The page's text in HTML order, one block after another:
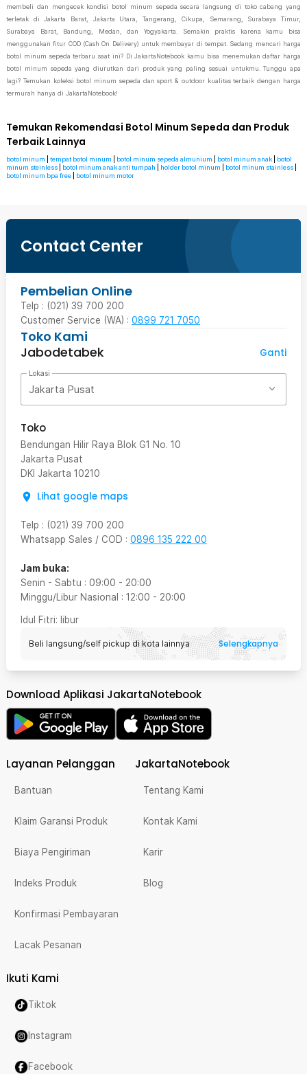
membeli dan mengecek kondisi botol minum sepeda secara langsung di toko cabang yang
terletak di Jakarta Barat, Jakarta Utara, Tangerang, Cikupa, Semarang, Surabaya Timur,
Surabaya Barat, Bandung, Medan, dan Yogyakarta. Semakin praktis karena kamu bisa
menggunakan fitur COD (Cash On Delivery) untuk membayar di tempat. Sedang mencari harga
botol minum sepeda terbaru saat ini? Di JakartaNotebook kamu bisa menemukan daftar harga
botol minum sepeda yang diurutkan dari produk yang paling sesuai untukmu. Tunggu apa
lagi? Temukan koleksi botol minum sepeda dan sport & outdoor kualitas terbaik dengan harga
termurah hanya di JakartaNotebook!
Temukan Rekomendasi Botol Minum Sepeda dan Produk
Terbaik Lainnya
botol minum tempat botol minum botol minum sepeda almunium botol minum anak
botol
minum steinless
botol minum anak anti tumpah holder botol minum botol minum stainless
botol minum bpa free
botol minum motor
Contact Center
Pembelian Online
Telp : (021) 39 700 200
Customer Service (WA) : 0899 721 7050
Toko Kami
Jabodetabek
Ganti
Lokasi
Jakarta Pusat
Toko
Bendungan Hilir Raya Blok G1 No. 10
Jakarta Pusat
DKI Jakarta 10210
Lihat google maps
Telp : (021) 39 700 200
Whatsapp Sales / COD : 0896 135 222 00
Jam buka:
Senin - Sabtu : 09:00 - 20:00
Minggu/Libur Nasional : 12:00 - 20:00
Idul Fitri: libur
Beli langsung/self pickup di kota lainnya Selengkapnya
Download Aplikasi JakartaNotebook
Layanan Pelanggan
Bantuan
Klaim Garansi Produk
Biaya Pengiriman
Indeks Produk
Konfirmasi Pembayaran
Lacak Pesanan
JakartaNotebook
Tentang Kami
Kontak Kami
Karir
Blog
Ikuti Kami
Tiktok
Instagram
Facebook